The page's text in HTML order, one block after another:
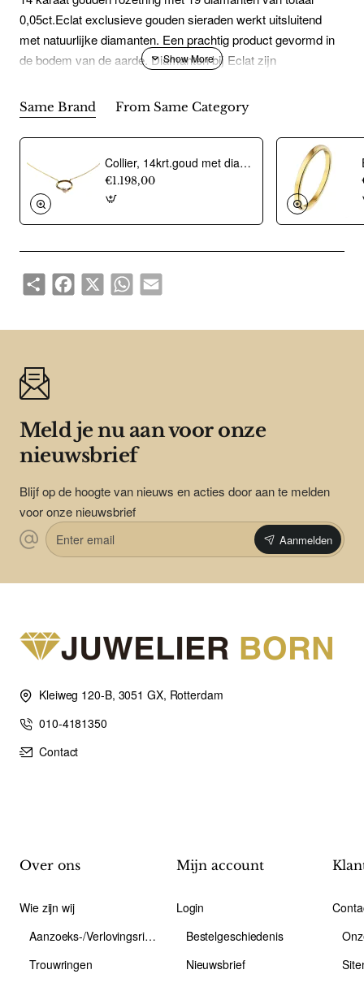
0,05ct.Eclat exclusieve gouden sieraden werkt uitsluitend
met natuurlijke diamanten. Een prachtig product gevormd in
de bodem van de aarde. Diamanten bij Eclat zijn
gegarandeerd.
Same Brand From Same Category
Collier, 14krt.goud met diamant totaal 0,08ct. (lengte: 42-45cm.) - 24455
€1.198,00
ShareFacebook
X WhatsAppEmail
Meld je nu aan voor onze
nieuwsbrief
Blijf op de hoogte van nieuws en acties door aan te melden
voor onze nieuwsbrief
Enter
email
Aanmelden
Kleiweg 120-B, 3051 GX, Rotterdam
010-4181350
Contact
Over ons
Wie zijn wij
Aanzoeks-/Verlovingsring
Trouwringen
Mijn account
Login
Bestelgeschiedenis
Nieuwsbrief